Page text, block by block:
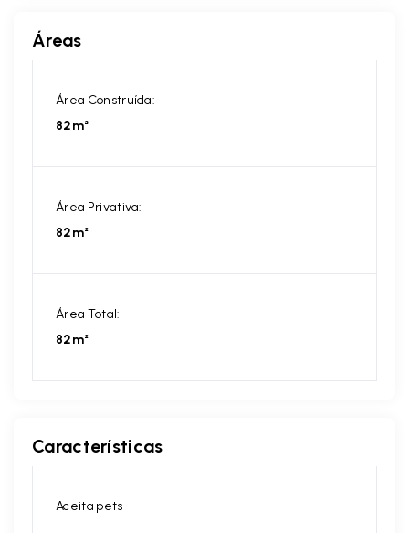
Áreas
Área Construída:
82m²
Área Privativa:
82m²
Área Total:
82m²
Características
Aceita pets